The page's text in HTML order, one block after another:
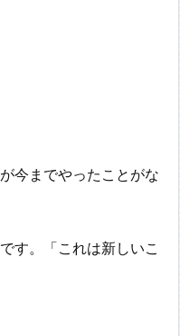
今までやったことがな
す。「これは新しいこ